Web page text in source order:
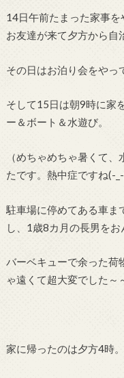
14日午前たまった家事
お友達が来て夕方から自
その日はお泊り会をやっ
そして15日は朝9時に家
ー＆ボート＆水遊び。
（めちゃめちゃ暑くて
たです。熱中症ですね(-_-
駐車場に停めてある車ま
し、1歳8カ月の長男をお
バーベキューで余った荷
ゃ遠くて超大変でした～
家に帰ったのは夕方4時。